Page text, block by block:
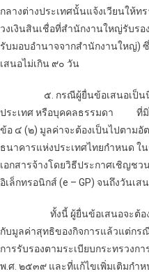
กลางต่างประเทศนั้นแจ้งเวียนให้ท
วงเงินสินเชื่อที่สำนักงานใหญ่รับร
รับมอบอำนาจจากสำนักงานใหญ่)
เสนอไม่เกิน ๙๐ วัน
๕. กรณีผู้ยื่นข้อเสนอเป็นนิติ
ประเทศ หรือบุคคลธรรมดา ที่มิ
ข้อ ๔ (๒) มูลค่าจะต้องเป็นไปตามอั
ธนาคารแห่งประเทศไทยกำหนด ใ
เอกสารจ้างโดยวิธีประกาศเชิญช
อิเล็กทรอนิกส์ (e – GP) จนถึงวันเส
ทั้งนี้ ผู้ยื่นข้อเสนอจะต้องยื่นเ
กับมูลค่าสุทธิของกิจการแล้วแต่กร
การรับรองตามระเบียบกระทรวงก
พ.ศ. ๒๕๓๙ และที่แก้ไขเพิ่มเติมกำ